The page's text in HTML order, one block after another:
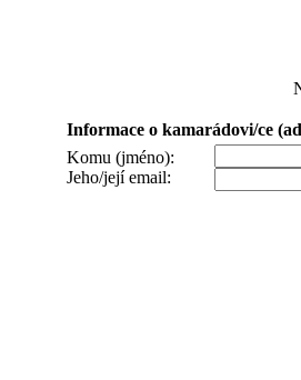
Informace o kamarádovi/ce
Komu (jméno):
Jeho/její email: